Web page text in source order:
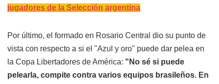
jugadores de la Selección argentina
Por último, el formado en Rosario Central dio su punto de
vista con respecto a si el "Azul y oro" puede dar pelea en
la Copa Libertadores de América: "No sé si puede
pelearla, compite contra varios equipos brasileños. En